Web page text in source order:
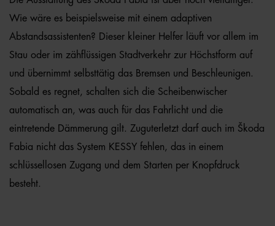
Wie wäre es beispielsweise mit einem adaptiven
Abstandsassistenten? Dieser kleiner Helfer läuft vor allem im
Stau oder im zähflüssigen Stadtverkehr zur Höchstform auf
und übernimmt selbsttätig das Bremsen und Beschleunigen.
Sobald es regnet, schalten sich die Scheibenwischer
automatisch an, was auch für das Fahrlicht und die
eintretende Dämmerung gilt. Zuguterletzt darf auch im Škoda
Fabia nicht das System KESSY fehlen, das in einem
schlüssellosen Zugang und dem Starten per Knopfdruck
besteht.